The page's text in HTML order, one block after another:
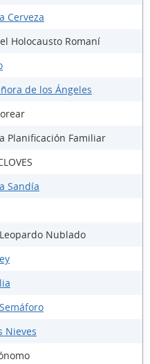
Cerveza
Holocausto Romaní
de los Ángeles
Planificación Familiar
Sandía
Nublado
Nieves